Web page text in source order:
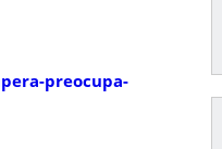
preocupa-